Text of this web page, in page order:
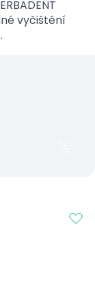
vyčištění